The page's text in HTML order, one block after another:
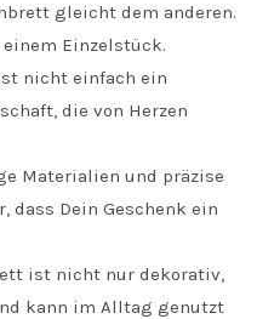
gleicht dem anderen.
Einzelstück.
nicht einfach ein
die von Herzen
Materialien und präzise
dass Dein Geschenk ein
ist nicht nur dekorativ,
kann im Alltag genutzt